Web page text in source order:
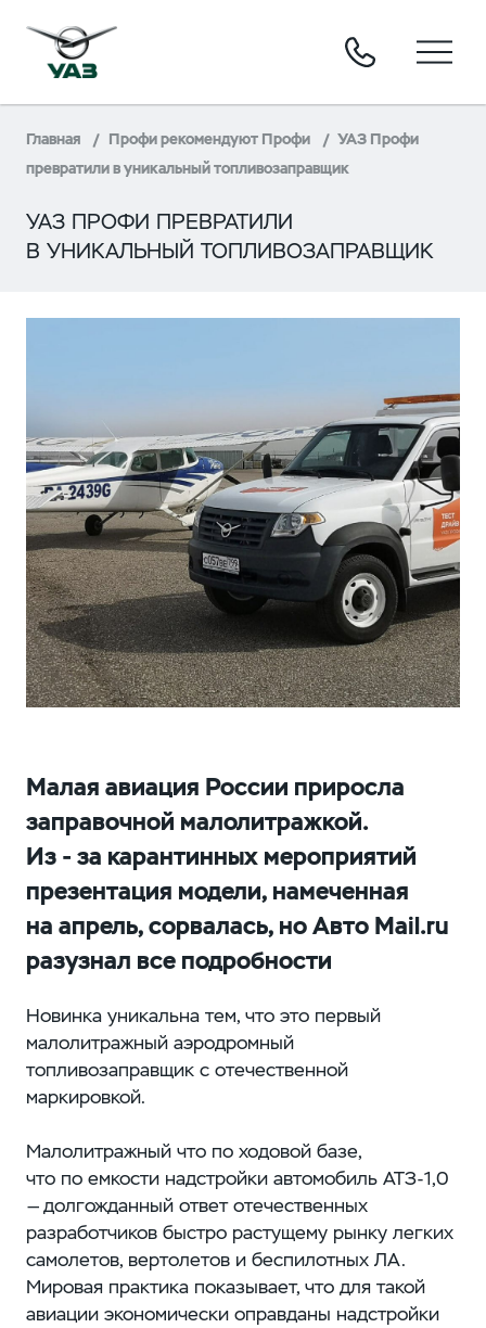
Главная Профи рекомендуют Профи
УАЗ Профи
превратили в уникальный топливозаправщик
УАЗ ПРОФИ ПРЕВРАТИЛИ
В УНИКАЛЬНЫЙ ТОПЛИВОЗАПРАВЩИК
Малая авиация России приросла
заправочной малолитражкой.
Из - за карантинных мероприятий
презентация модели, намеченная
на апрель, сорвалась, но Авто Mail.ru
разузнал все подробности
Новинка уникальна тем, что это первый
малолитражный аэродромный
топливозаправщик с отечественной
маркировкой.
Малолитражный что по ходовой базе,
что по емкости надстройки автомобиль АТЗ-1,0
— долгожданный ответ отечественных
разработчиков быстро растущему рынку легких
самолетов, вертолетов и беспилотных ЛА.
Мировая практика показывает, что для такой
авиации экономически оправданы надстройки